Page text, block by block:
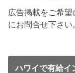
広告掲載をご希
にお問合せ下さい
ハワイで有給イ